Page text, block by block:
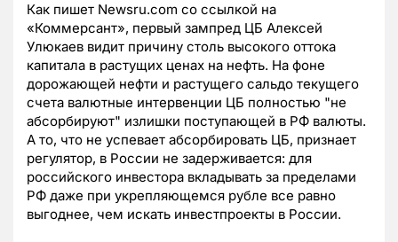
Как пишет Newsru.com co ссылкой на
«Коммерсант», первый зампред ЦБ Алексей
Улюкаев видит причину столь высокого оттока
капитала в растущих ценах на нефть. На фоне
дорожающей нефти и растущего сальдо текущего
счета валютные интервенции ЦБ полностью "не
абсорбируют" излишки поступающей в РФ валюты.
А то, что не успевает абсорбировать ЦБ, признает
регулятор, в России не задерживается: для
российского инвестора вкладывать за пределами
РФ даже при укрепляющемся рубле все равно
выгоднее, чем искать инвестпроекты в России.